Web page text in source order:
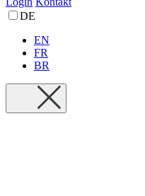
DE
EN
FR
BR